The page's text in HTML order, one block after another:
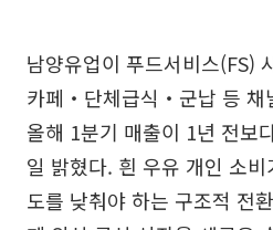
남양유업이 푸드서비스(FS)
카페‧단체급식‧군납 등 채
올해 1분기 매출이 1년 전보
일 밝혔다. 흰 우유 개인 소
도를 낮춰야 하는 구조적 전